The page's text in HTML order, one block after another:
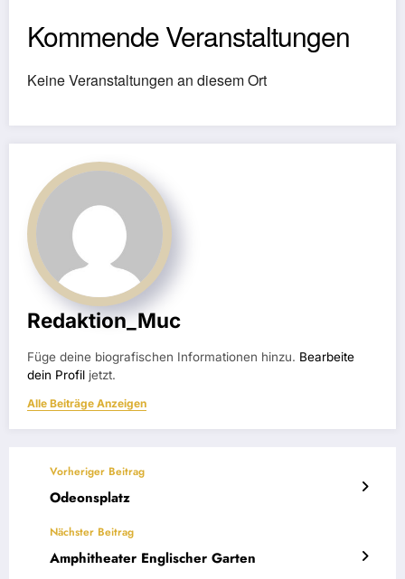
Kommende Veranstaltungen
Keine Veranstaltungen an diesem Ort
Redaktion_Muc
Füge deine biografischen Informationen hinzu. Bearbeite
dein Profil jetzt.
Alle Beiträge Anzeigen
Vorheriger Beitrag
Odeonsplatz
Nächster Beitrag
Amphitheater Englischer Garten